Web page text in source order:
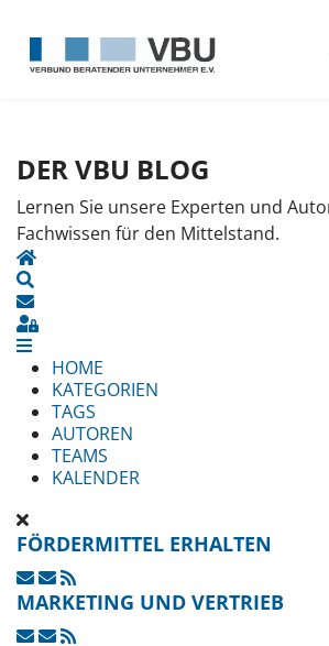
DER VBU BLOG
Lernen Sie unsere Experten und
Fachwissen für den Mittelstand.
HOME
UPDATES ABONNIEREN
SIGN IN
HOME
KATEGORIEN
TAGS
AUTOREN
TEAMS
KALENDER
FÖRDERMITTEL ERHALTEN
MARKETING UND VERTRIEB